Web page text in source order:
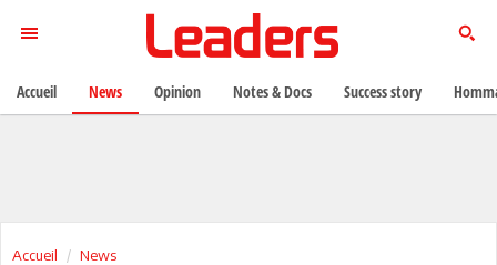
Accueil News
Accueil News Opinion Notes & Docs Success story